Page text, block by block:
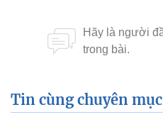
Tin cùng chuyên mục